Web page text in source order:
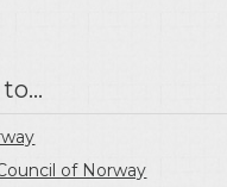
of Norway